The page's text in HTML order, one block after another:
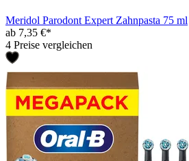
Meridol Parodont Expert Zahnpasta 75 ml
ab 7,35 €*
4 Preise vergleichen